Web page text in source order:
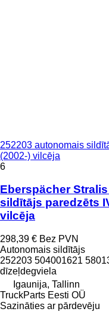
252203 autonomais
(2002-) vilcēja
6
Eberspächer
sildītājs paredzēts
vilcēja
298,39 € Bez PVN
Autonomais sildītājs
252203 504001621
dīzeļdegviela
Igaunija, Tallinn
TruckParts Eesti OÜ
Sazināties ar pārdevēju